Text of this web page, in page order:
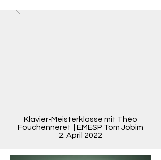
Klavier-Meisterklasse mit Théo
Fouchenneret
| EMESP Tom Jobim
2. April 2022